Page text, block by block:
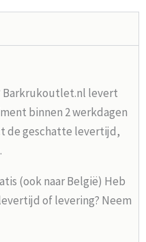
Barkrukoutlet.nl levert
binnen 2 werkdagen
de geschatte levertijd,
(ook naar België) Heb
of levering? Neem